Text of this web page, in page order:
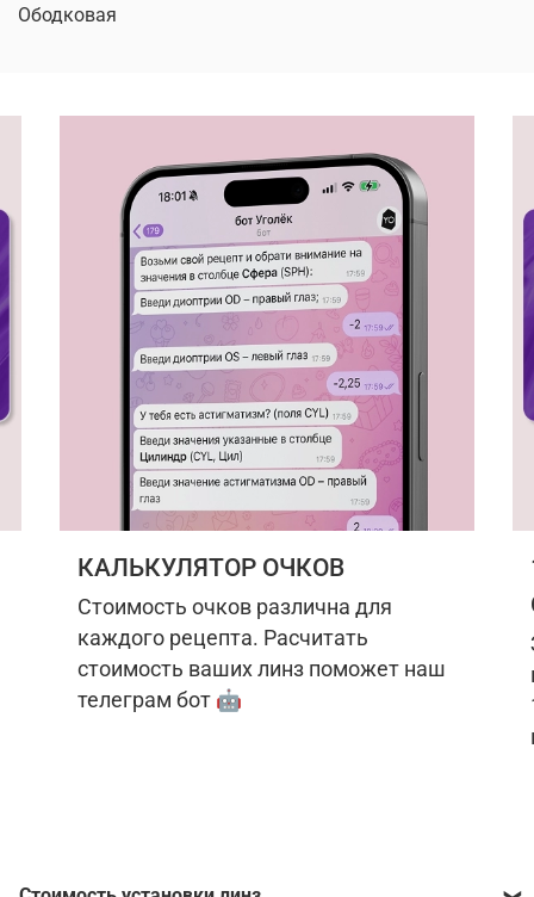
Ободковая
КАЛЬКУЛЯТОР ОЧКОВ
Стоимость очков различна для
каждого рецепта. Расчитать
стоимость ваших линз поможет наш
телеграм бот 🤖